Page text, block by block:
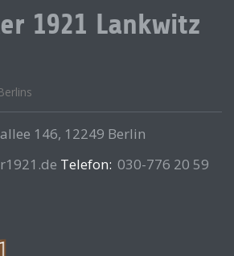
1921 Lankwitz
146, 12249 Berlin
Telefon: 030-776 20 59